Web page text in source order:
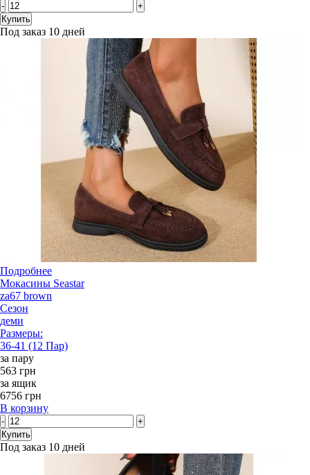
-
+
Купить
Под заказ 10 дней
Подробнее
Мокасины Seastar
za67 brown
Сезон
деми
Размеры:
36-41 (12 Пар)
за пару
563 грн
за ящик
6756 грн
В корзину
-
+
Купить
Под заказ 10 дней